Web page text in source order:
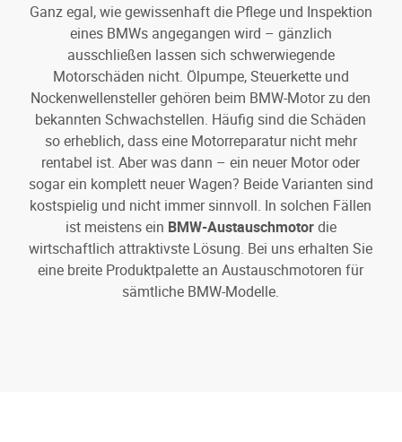
Ganz egal, wie gewissenhaft die Pflege und Inspektion
eines BMWs angegangen wird – gänzlich
ausschließen lassen sich schwerwiegende
Motorschäden nicht. Ölpumpe, Steuerkette und
Nockenwellensteller gehören beim BMW-Motor zu den
bekannten Schwachstellen. Häufig sind die Schäden
so erheblich, dass eine Motorreparatur nicht mehr
rentabel ist. Aber was dann – ein neuer Motor oder
sogar ein komplett neuer Wagen? Beide Varianten sind
kostspielig und nicht immer sinnvoll. In solchen Fällen
ist meistens ein BMW-Austauschmotordie
wirtschaftlich attraktivste Lösung. Bei uns erhalten Sie
eine breite Produktpalette an Austauschmotoren für
sämtliche BMW-Modelle.